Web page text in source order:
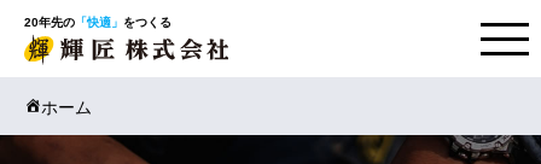
20年先の 「快適」 をつくる
ホーム